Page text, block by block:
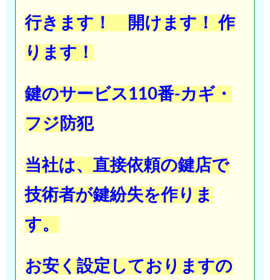
行きます！ 開けます！ 作
ります！
鍵のサービス110番-カギ・
フジ防犯
当社は、直接依頼の鍵店で
技術者が鍵紛失を作りま
す。
お安く設定しておりますの